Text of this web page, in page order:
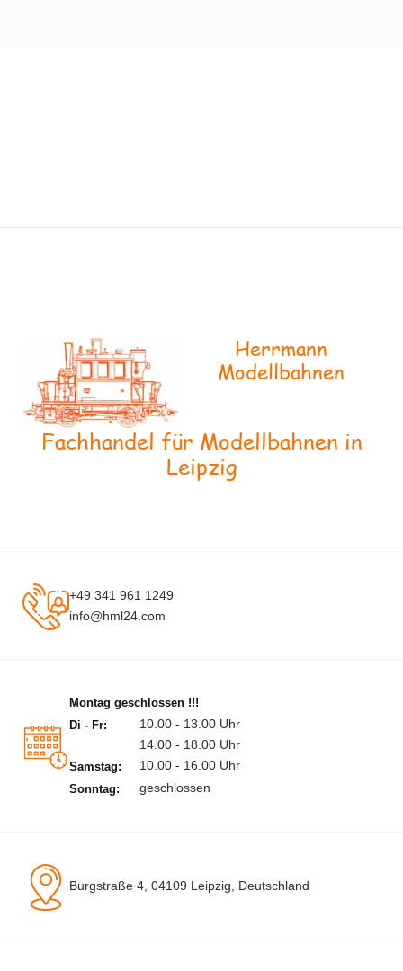
Herrmann
Modellbahnen
Fachhandel für Modellbahnen in
Leipzig
+49 341 961 1249
info@hml24.com
Montag geschlossen !!!
Di - Fr:
10.00 - 13.00 Uhr
14.00 - 18.00 Uhr
Samstag: 10.00 - 16.00 Uhr
Sonntag: geschlossen
Burgstraße 4, 04109 Leipzig, Deutschland